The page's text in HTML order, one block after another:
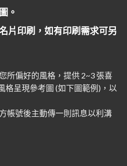
。
片印刷，如有印刷需求可另
所偏好的風格，提供 2~3 張喜
格呈現參考圖 (如下圖範例)，以
帳號後主動傳一則訊息以利溝